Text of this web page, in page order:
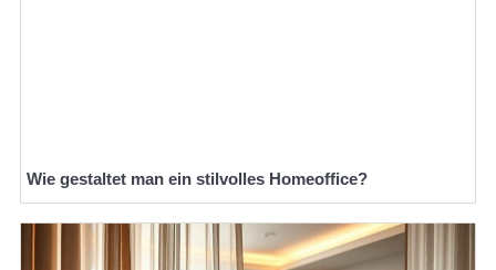
Wie gestaltet man ein stilvolles Homeoffice?